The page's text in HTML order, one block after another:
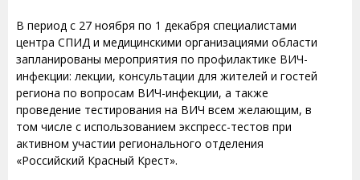
В период с 27 ноября по 1 декабря специалистами
центра СПИД и медицинскими организациями области
запланированы мероприятия по профилактике ВИЧ-
инфекции: лекции, консультации для жителей и гостей
региона по вопросам ВИЧ-инфекции, а также
проведение тестирования на ВИЧ всем желающим, в
том числе с использованием экспресс-тестов при
активном участии регионального отделения
«Российский Красный Крест».